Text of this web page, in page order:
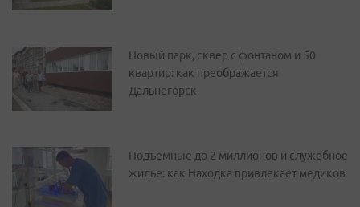
Новый парк, сквер с фонтаном и 50
квартир: как преображается
Дальнегорск
Подъемные до 2 миллионов и служебное
жилье: как Находка привлекает медиков